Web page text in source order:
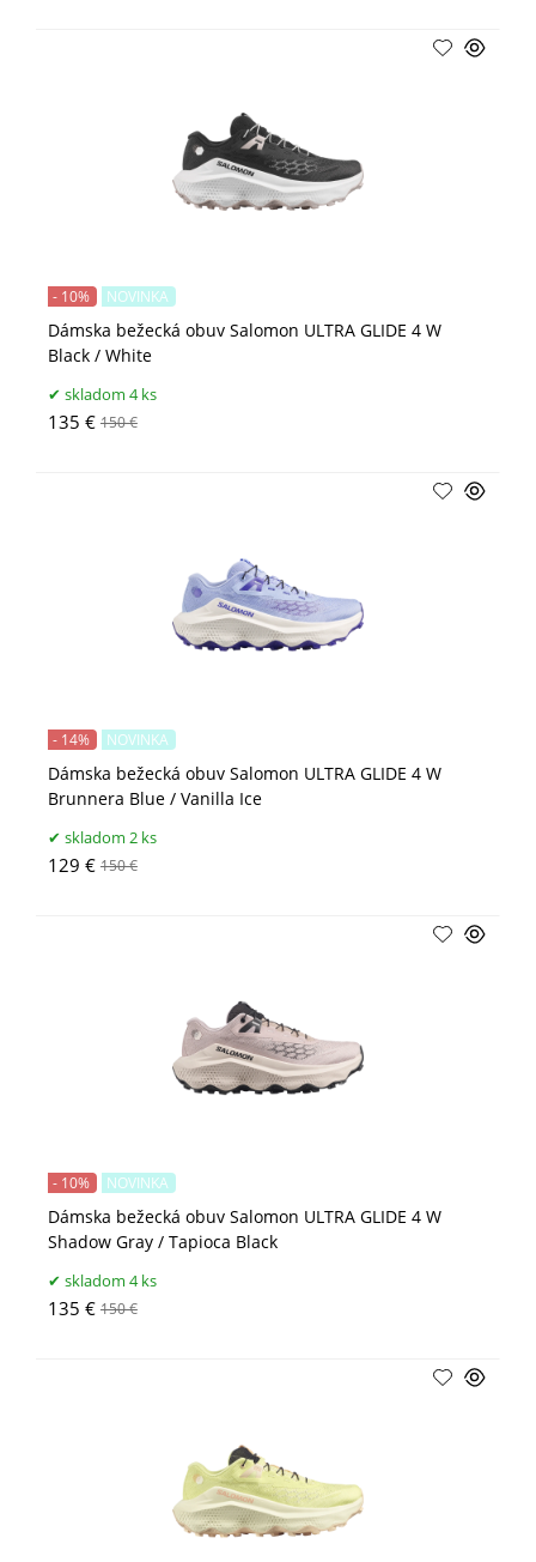
Dámska bežecká obuv Salomon ULTRA GLIDE 4 W
Black / White
- 10% NOVINKA
skladom 4 ks
135 € 150 €
Dámska bežecká obuv Salomon ULTRA GLIDE 4 W
Brunnera Blue / Vanilla Ice
- 14% NOVINKA
skladom 2 ks
129 € 150 €
Dámska bežecká obuv Salomon ULTRA GLIDE 4 W
Shadow Gray / Tapioca Black
- 10% NOVINKA
skladom 4 ks
135 € 150 €